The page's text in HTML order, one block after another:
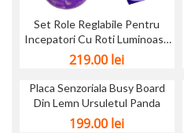
Set Role Reglabile Pentru
Incepatori Cu Roti Luminoase
Curcubeu...
219.00 lei
Placa Senzoriala Busy Board
Din Lemn Ursuletul Panda
199.00 lei